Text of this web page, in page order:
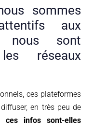
sommes
aux
nous sont
réseaux
ces plateformes
en très peu de
ces infos sont-elles